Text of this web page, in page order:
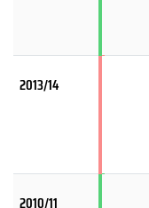
2013/14
2010/11